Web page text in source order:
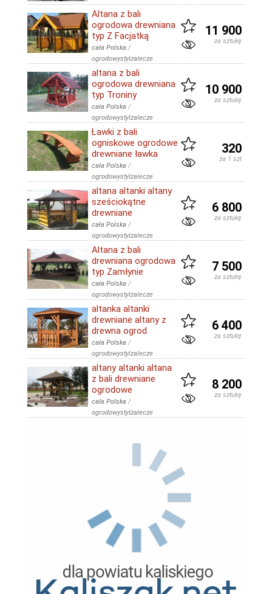
Altana z bali
ogrodowa drewniana
typ Z Facjatką
cała Polska /
ogrodowystylzalecze
11 900
za sztukę
altana z bali
ogrodowa drewniana
typ Troniny
cała Polska /
ogrodowystylzalecze
10 900
za sztukę
Ławki z bali
ogniskowe ogrodowe
drewniane ławka
cała Polska /
ogrodowystylzalecze
320
za 1 szt
altana altanki altany
sześciokątne
drewniane
cała Polska /
ogrodowystylzalecze
6 800
za sztukę
Altana z bali
drewniana ogrodowa
typ Zamłynie
cała Polska /
ogrodowystylzalecze
7 500
za sztukę
altanka altanki
drewniane altany z
drewna ogrod
cała Polska /
ogrodowystylzalecze
6 400
za sztukę
altany altanki altana
z bali drewniane
ogrodowe
cała Polska /
ogrodowystylzalecze
8 200
za sztukę